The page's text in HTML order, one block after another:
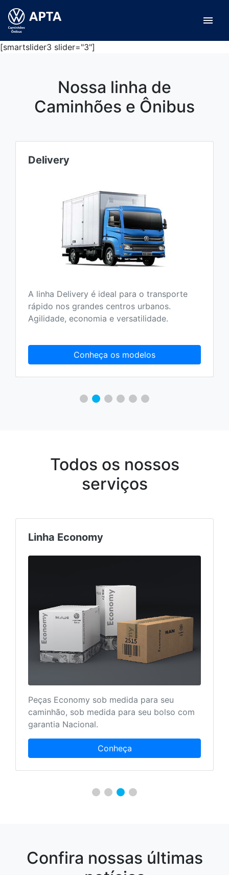
menu
[smartslider3 slider="3"]
Nossa linha de
Caminhões e Ônibus
Delivery
A linha Delivery é ideal para o transporte
rápido nos grandes centros urbanos.
Agilidade, economia e versatilidade.
Conheça os modelos
Todos os nossos
serviços
Linha Economy
Peças Economy sob medida para seu
caminhão, sob medida para seu bolso com
garantia Nacional.
Conheça
Confira nossas últimas